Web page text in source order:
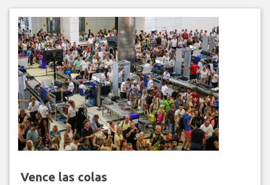
Vence las colas